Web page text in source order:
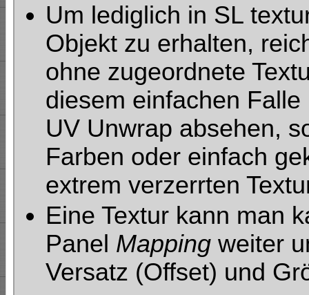
Um lediglich in SL
Objekt zu erhalten,
ohne zugeordnete
diesem einfachen
UV Unwrap absehen,
Farben oder einfach
extrem verzerrten
Eine Textur kann man
Panel Mapping weiter
Versatz (Offset) und